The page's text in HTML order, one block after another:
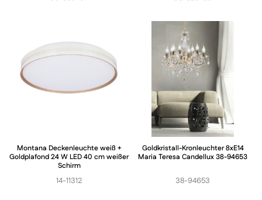
Montana Deckenleuchte weiß +
Goldplafond 24 W LED 40 cm weißer
Schirm
14-11312
Goldkristall-Kronleuchter 8xE14
Maria Teresa Candellux 38-94653
38-94653